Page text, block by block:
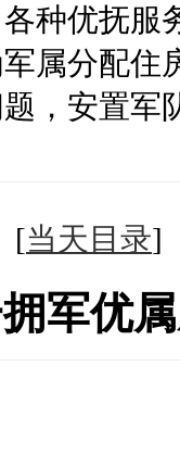
种优抚服
属分配住
，安置军
[当天目录
军优